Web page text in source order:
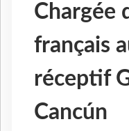
Chargée
français
réceptif
Cancún